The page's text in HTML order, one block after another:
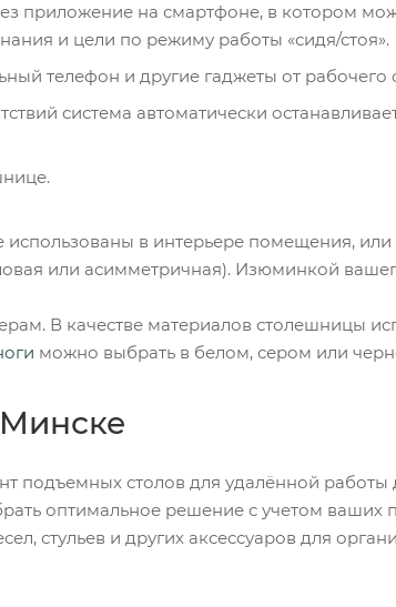
приложение на смартфоне, в котором
и цели по режиму работы «сидя/стоя».
телефон и другие гаджеты от рабочего
система автоматически
в интерьере помещения,
или асимметричная). Изюминкой
В качестве материалов столешницы
можно выбрать в белом, сером или
подъемных столов для удалённой
оптимальное решение с учетом ваших
стульев и других аксессуаров для